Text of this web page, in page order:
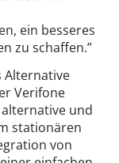
ein besseres
zu schaffen.”
Alternative
Verifone
und
stationären
von